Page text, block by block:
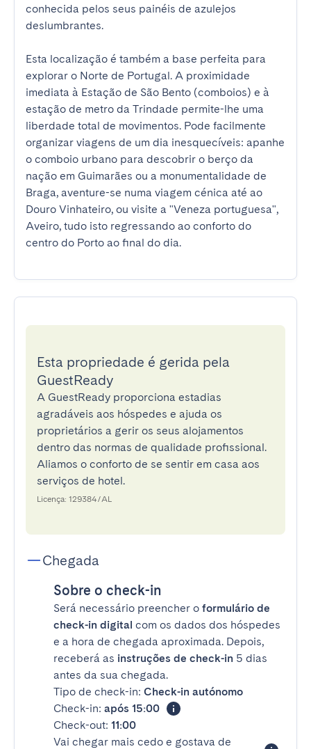
conhecida pelos seus painéis de azulejos
deslumbrantes.
Esta localização é também a base perfeita para
explorar o Norte de Portugal. A proximidade
imediata à Estação de São Bento (comboios) e à
estação de metro da Trindade permite-lhe uma
liberdade total de movimentos. Pode facilmente
organizar viagens de um dia inesquecíveis: apanhe
o comboio urbano para descobrir o berço da
nação em Guimarães ou a monumentalidade de
Braga, aventure-se numa viagem cénica até ao
Douro Vinhateiro, ou visite a "Veneza portuguesa",
Aveiro, tudo isto regressando ao conforto do
centro do Porto ao final do dia.
Esta propriedade é gerida pela
GuestReady
A GuestReady proporciona estadias
agradáveis aos hóspedes e ajuda os
proprietários a gerir os seus alojamentos
dentro das normas de qualidade profissional.
Aliamos o conforto de se sentir em casa aos
serviços de hotel.
Licença: 129384/AL
Chegada
Sobre o check-in
Será necessário preencher o formulário de
check-in digital com os dados dos hóspedes
e a hora de chegada aproximada. Depois,
receberá as instruções de check-in 5 dias
antes da sua chegada.
Tipo de check-in: Check-in autónomo
Check-in: após 15:00
Check-out: 11:00
Vai chegar mais cedo e gostava de